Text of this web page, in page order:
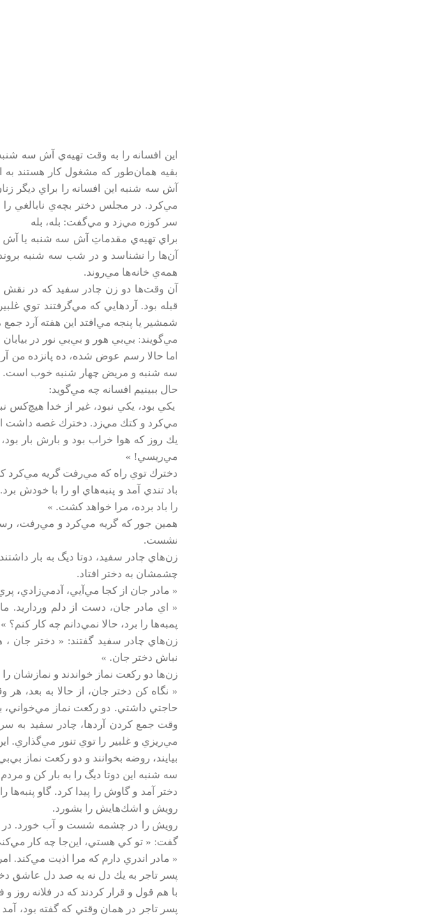
اين افسانه را به وقت تهيه‌ي آش سه
بقيه همان‌طور كه مشغول كار هستند
آش سه شنبه اين افسانه را براي ديگر
مي‌كرد. در مجلس دختر بچه‌ي نابالغي
سر كوزه مي‌زد و مي‌گفت: بله، بله
براي تهيه‌ي مقدماتِ آش سه شنبه يا آش
آن‌ها را نشناسد و در شب سه شنبه بروند
همه‌ي خانه‌ها مي‌روند.
آن وقت‌ها دو زن چادر سفيد كه در نقش
قبله بود. آردهايي كه مي‌گرفتند توي
شمشير يا پنجه مي‌افتد اين هفته آرد
مي‌گويند: بي‌بي هور و بي‌بي نور در
اما حالا رسم عوض شده، ده پانزده من
سه شنبه و مريض چهار شنبه خوب
حال ببينيم افسانه چه مي‌گويد:
يكي بود، يكي نبود، غير از خدا هيچ‌كس
مي‌كرد و كتك مي‌زد. دخترك غصه داشت
يك روز كه هوا خراب بود و بارش بار
مي‌ريسي! »
دخترك توي راه كه مي‌رفت گريه مي‌كرد كه
باد تندي آمد و پنبه‌هاي او را با خودش
را باد برده، مرا خواهد كشت. »
همين جور كه گريه مي‌كرد و مي‌رفت،
نشست.
زن‌هاي چادر سفيد، دوتا ديگ به بار
چشمشان به دختر افتاد.
« مادر جان از كجا مي‌آيي، آدمي‌زادي،
« اي مادر جان، دست از دلم ورداريد.
پمبه‌ها را برد، حالا نمي‌دانم چه كار كنم؟ »
زن‌هاي چادر سفيد گفتند: « دختر جان ،
نباش دختر جان. »
زن‌ها دو ركعت نماز خواندند و نمازشان را
« نگاه كن دختر جان، از حالا به
حاجتي داشتي. دو ركعت نماز
وقت جمع كردن آردها، چادر سفيد به
مي‌ريزي و غلبير را توي تنور مي‌گذاري.
بيايند، روضه بخوانند و دو ركعت نماز
سه شنبه اين دوتا ديگ را به بار كن و
دختر آمد و گاوش را پيدا كرد. گاو
رويش و اشك‌هايش را بشورد.
رويش را در چشمه شست و آب خورد. در
گفت: « تو كي هستي، اين‌جا چه كار
« مادر اندري دارم كه مرا اذيت مي‌كند.
پسر تاجر به يك دل نه به صد دل عاشق
با هم قول و قرار كردند كه در فلانه روز و
پسر تاجر در همان وقتي كه گفته بود،